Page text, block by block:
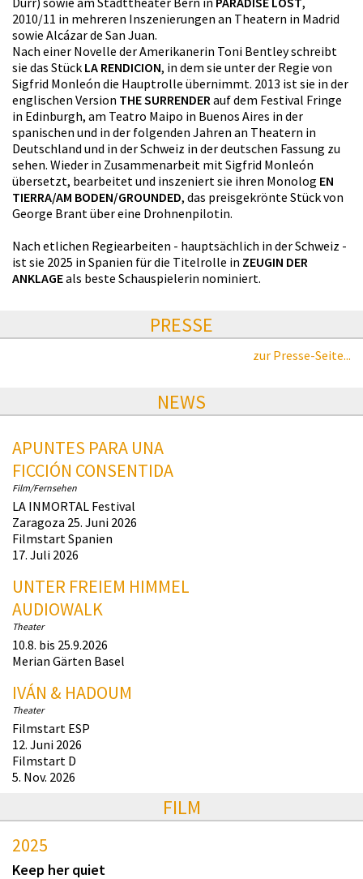
2010/11 in mehreren Inszenierungen an Theatern in Madrid
sowie Alcázar de San Juan.
Nach einer Novelle der Amerikanerin Toni Bentley schreibt
sie das Stück LA RENDICION, in dem sie unter der Regie von
Sigfrid Monleón die Hauptrolle übernimmt. 2013 ist sie in der
englischen Version THE SURRENDERauf dem Festival Fringe
in Edinburgh, am Teatro Maipo in Buenos Aires in der
spanischen und in der folgenden Jahren an Theatern in
Deutschland und in der Schweiz in der deutschen Fassung zu
sehen. Wieder in Zusammenarbeit mit Sigfrid Monleón
übersetzt, bearbeitet und inszeniert sie ihren Monolog EN
TIERRA/AM BODEN/GROUNDED, das preisgekrönte Stück von
George Brant über eine Drohnenpilotin.
Nach etlichen Regiearbeiten - hauptsächlich in der Schweiz -
ist sie 2025 in Spanien für die Titelrolle in ZEUGIN DER
ANKLAGEals beste Schauspielerin nominiert.
PRESSE
zur Presse-Seite...
NEWS
APUNTES PARA UNA
FICCIÓN CONSENTIDA
Film/Fernsehen
LA INMORTAL Festival
Zaragoza 25. Juni 2026
Filmstart Spanien
17. Juli 2026
UNTER FREIEM HIMMEL
AUDIOWALK
Theater
10.8. bis 25.9.2026
Merian Gärten Basel
IVÁN & HADOUM
Theater
Filmstart ESP
12. Juni 2026
Filmstart D
5. Nov. 2026
FILM
2025
Keep her quiet